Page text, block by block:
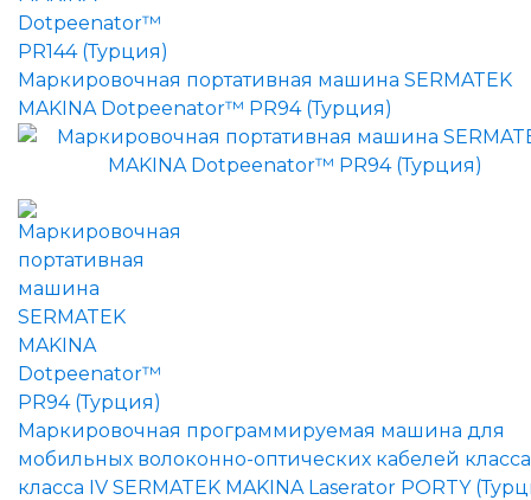
Маркировочная портативная машина SERMATEK
MAKINA Dotpeenator™ PR94 (Турция)
Маркировочная программируемая машина для
мобильных волоконно-оптических кабелей
класса IV SERMATEK MAKINA Laserator PORTY